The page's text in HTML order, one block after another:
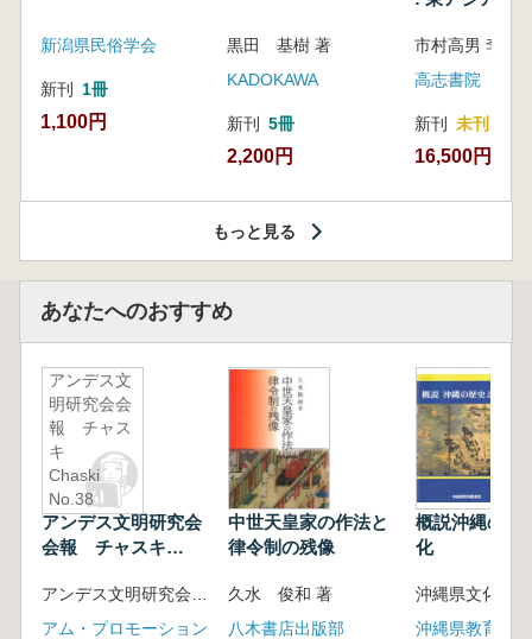
新潟県民俗学会
新刊 1冊
1,100円
黒田 基樹 著
KADOKAWA
新刊 5冊
2,200円
高志書院
新刊 未刊
16,500円
もっと見る
あなたへのおすすめ
アンデス文
明研究会会
報 チャス
キ
Chaski
No.38
アンデス文明研究会
会報 チャスキ
アム・プロモーション
中世天皇家の作法と
律令制の残像
久水 俊和 著
八木書店出版部
概説沖縄の歴
化
沖縄県教育委